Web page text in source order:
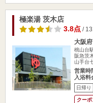
極楽湯 茨木店
3.8点/
大阪
桃山台
阪急茨
山手台
営業時
入浴料
日帰り
クーポ